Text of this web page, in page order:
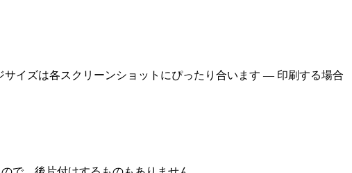
サイズは各スクリーンショットにぴったり合います — 印刷する場合